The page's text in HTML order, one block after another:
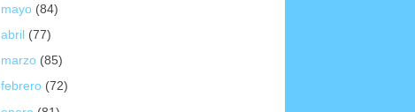
mayo (84)
abril (77)
marzo (85)
febrero (72)